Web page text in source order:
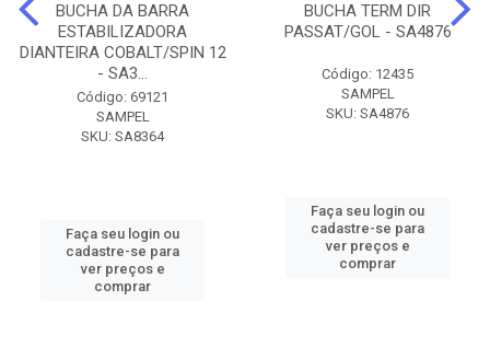
BUCHA DA BARRA
ESTABILIZADORA
DIANTEIRA COBALT/SPIN 12
- SA3...
Código: 69121
SAMPEL
SKU: SA8364
Faça seu login ou
cadastre-se para
ver preços e
comprar
BUCHA TERM DIR
PASSAT/GOL - SA4876
Código: 12435
SAMPEL
SKU: SA4876
Faça seu login ou
cadastre-se para
ver preços e
comprar